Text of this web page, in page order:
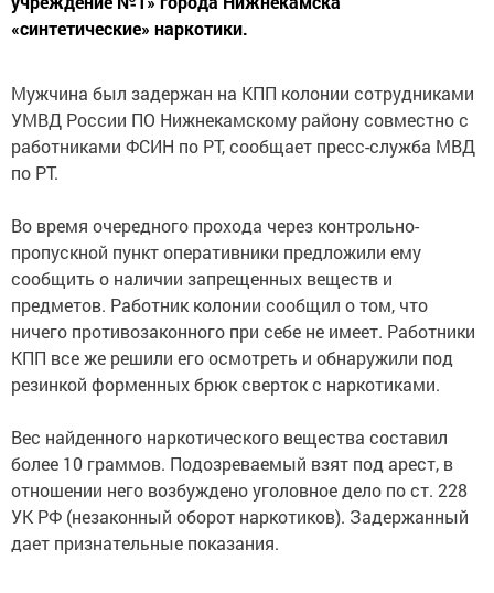
«синтетические» наркотики.
Мужчина был задержан на КПП колонии сотрудниками
УМВД России ПО Нижнекамскому району совместно с
работниками ФСИН по РТ, сообщает пресс-служба МВД
по РТ.
Во время очередного прохода через контрольно-
пропускной пункт оперативники предложили ему
сообщить о наличии запрещенных веществ и
предметов. Работник колонии сообщил о том, что
ничего противозаконного при себе не имеет. Работники
КПП все же решили его осмотреть и обнаружили под
резинкой форменных брюк сверток с наркотиками.
Вес найденного наркотического вещества составил
более 10 граммов. Подозреваемый взят под арест, в
отношении него возбуждено уголовное дело по ст. 228
УК РФ (незаконный оборот наркотиков). Задержанный
дает признательные показания.